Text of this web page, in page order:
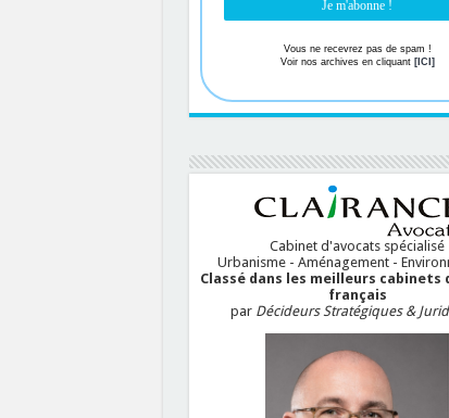
Vous ne recevrez pas de spam !
Voir nos archives en cliquant [ICI]
Cabinet d'avocats spécialisé
Urbanisme - Aménagement -
Classé dans les meilleurs cabinets
français
par Décideurs Stratégiques &